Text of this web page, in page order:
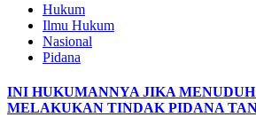
Hukum
Ilmu Hukum
Nasional
Pidana
INI HUKUMANNYA JIKA
MELAKUKAN TINDAK PIDANA